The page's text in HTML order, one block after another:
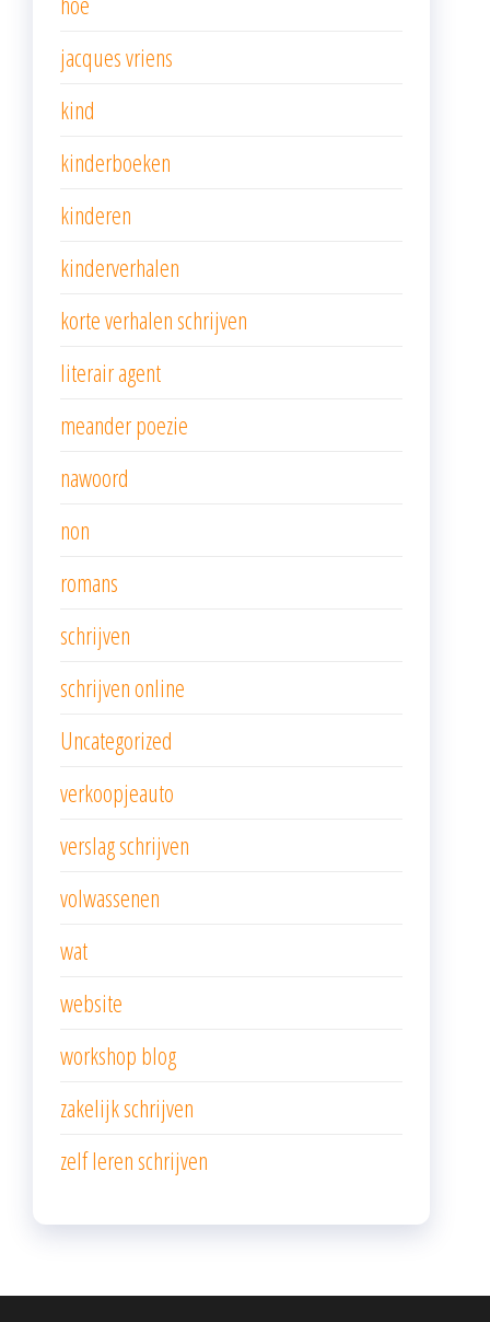
jacques vriens
kind
kinderboeken
kinderen
kinderverhalen
korte verhalen schrijven
literair agent
meander poezie
nawoord
non
romans
schrijven
schrijven online
Uncategorized
verkoopjeauto
verslag schrijven
volwassenen
wat
website
workshop blog
zakelijk schrijven
zelf leren schrijven